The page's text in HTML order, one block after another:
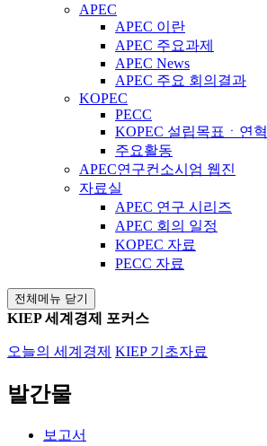
APEC
APEC 이란
APEC 주요과제
APEC News
APEC 주요 회의결과
KOPEC
PECC
KOPEC 설립목표ㆍ연혁
주요활동
APEC연구컨소시엄 웹진
자료실
APEC 연구 시리즈
APEC 회의 일정
KOPEC 자료
PECC 자료
전체메뉴 닫기
KIEP 세계경제 포커스
오늘의 세계경제 KIEP 기초자료
발간물
보고서